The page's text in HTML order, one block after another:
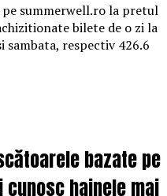
summerwell.ro la pretul
bilete de o zi la
respectiv 426.6
bazate pe
hainele mai